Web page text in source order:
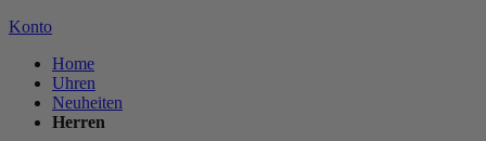
Konto
Home
Uhren
Neuheiten
Herren